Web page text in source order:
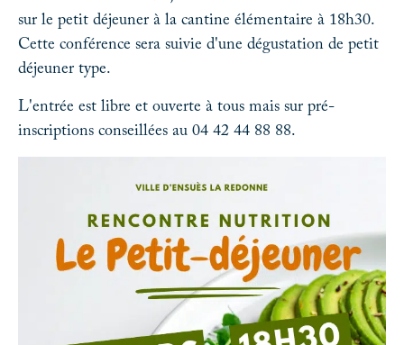
sur le petit déjeuner à la cantine élémentaire à 18h30.
Cette conférence sera suivie d'une dégustation de petit
déjeuner type.
L'entrée est libre et ouverte à tous mais sur pré-
inscriptions conseillées au 04 42 44 88 88.